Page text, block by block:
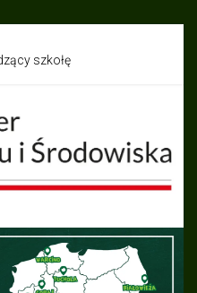
szkołę